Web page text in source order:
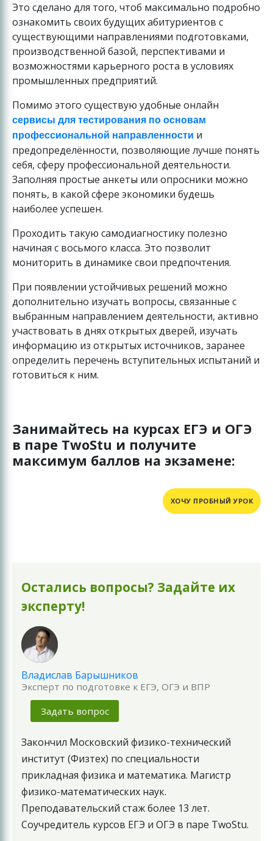
Это сделано для того, чтоб максимально подробно
ознакомить своих будущих абитуриентов с
существующими направлениями подготовками,
производственной базой, перспективами и
возможностями карьерного роста в условиях
промышленных предприятий.
Помимо этого существую удобные онлайн
сервисы для тестирования по основам
профессиональной направленности и
предопределённости, позволяющие лучше понять
себя, сферу профессиональной деятельности.
Заполняя простые анкеты или опросники можно
понять, в какой сфере экономики будешь
наиболее успешен.
Проходить такую самодиагностику полезно
начиная с восьмого класса. Это позволит
мониторить в динамике свои предпочтения.
При появлении устойчивых решений можно
дополнительно изучать вопросы, связанные с
выбранным направлением деятельности, активно
участвовать в днях открытых дверей, изучать
информацию из открытых источников, заранее
определить перечень вступительных испытаний и
готовиться к ним.
Занимайтесь на курсах ЕГЭ и ОГЭ
в паре TwoStu и получите
максимум баллов на экзамене:
ХОЧУ ПРОБНЫЙ УРОК
Остались вопросы? Задайте их
эксперту!
Владислав Барышников
Эксперт по подготовке к ЕГЭ, ОГЭ и ВПР
Задать вопрос
Закончил Московский физико-технический
институт (Физтех) по специальности
прикладная физика и математика. Магистр
физико-математических наук.
Преподавательский стаж более 13 лет.
Соучредитель курсов ЕГЭ и ОГЭ в паре TwoStu.